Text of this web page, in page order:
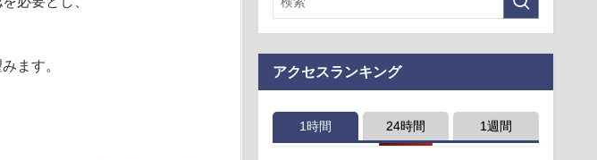
ます。 アクセスランキング
1時間 24時間 1週間